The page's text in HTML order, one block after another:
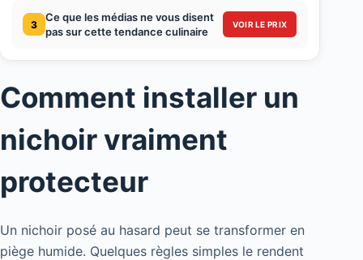
3
Ce que les médias ne vous disent
pas sur cette tendance culinaire
VOIR LE PRIX
Comment installer un
nichoir vraiment
protecteur
Un nichoir posé au hasard peut se transformer en
piège humide. Quelques règles simples le rendent